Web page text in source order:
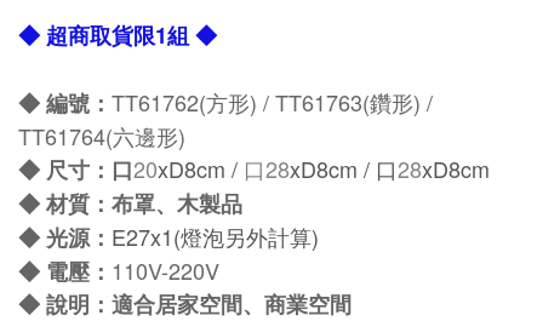
◆ 超商取貨限1組 ◆
◆ 編號： TT61762(方形) / TT61763(鑽形) /
TT61764(六邊形)
◆ 尺寸：口20xD8cm / 口28xD8cm / 口28xD8cm
◆材質：布罩、木製品
◆光源： E27x1(燈泡另外計算)
◆ 電壓： 110V-220V
◆說明：適合居家空間、商業空間